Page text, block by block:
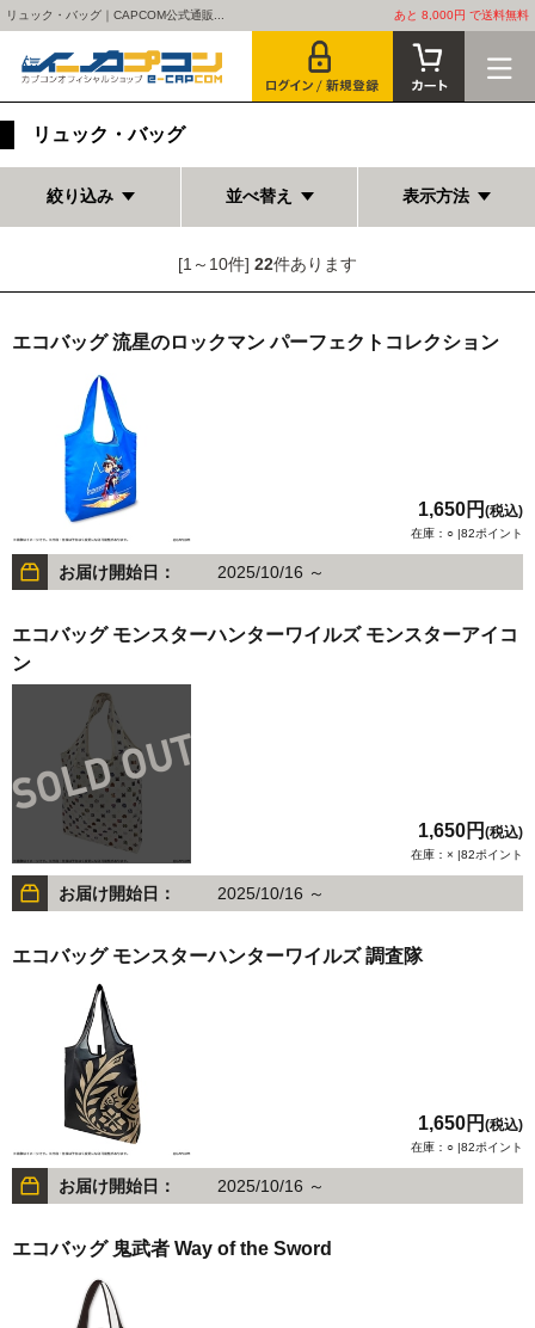
リュック・バッグ｜CAPCOM公式通販... あと 8,000円 で送料無料
リュック・バッグ
絞り込み 並べ替え 表示方法
[1～10件] 22件あります
エコバッグ 流星のロックマン パーフェクトコレクション
1,650円 (税込)
在庫：○ |82ポイント
お届け開始日： 2025/10/16 ～
エコバッグ モンスターハンターワイルズ モンスターアイコ
ン
1,650円 (税込)
在庫：× |82ポイント
お届け開始日： 2025/10/16 ～
エコバッグ モンスターハンターワイルズ 調査隊
1,650円 (税込)
在庫：○ |82ポイント
お届け開始日： 2025/10/16 ～
エコバッグ 鬼武者 Way of the Sword